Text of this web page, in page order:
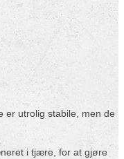
er utrolig stabile, men de
i tjære, for at gjøre